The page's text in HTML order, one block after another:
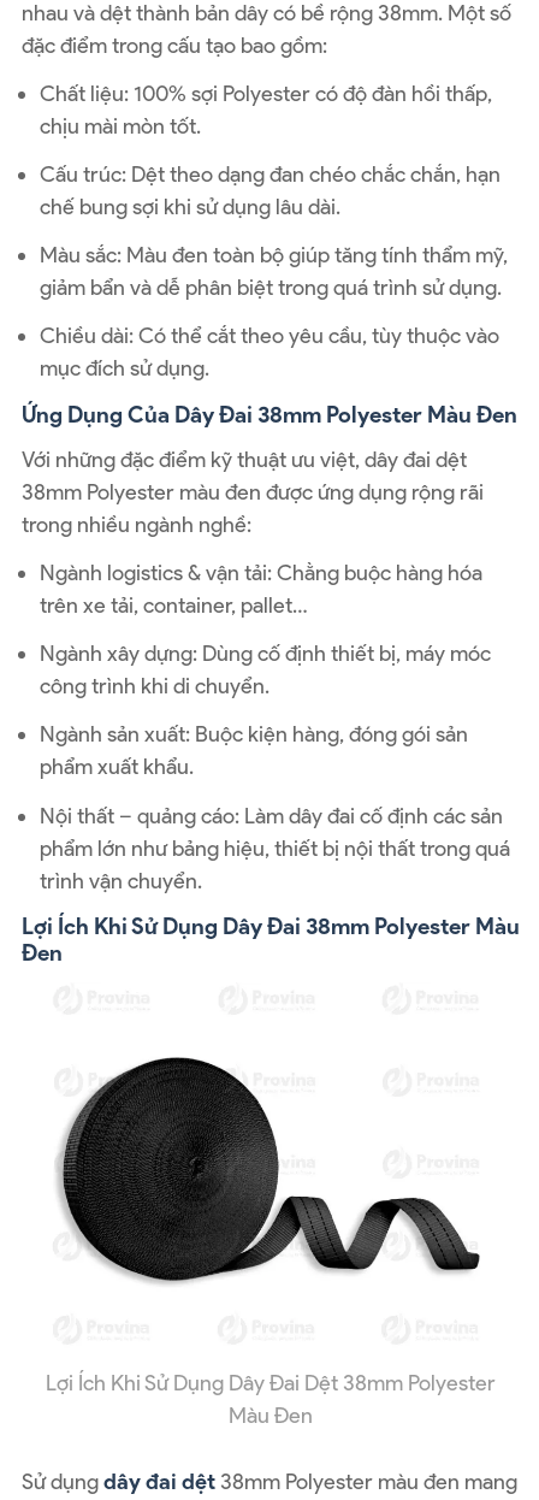
nhau và dệt thành bản dây có bề rộng 38mm. Một số
đặc điểm trong cấu tạo bao gồm:
Chất liệu: 100% sợi Polyester có độ đàn hồi thấp,
chịu mài mòn tốt.
Cấu trúc: Dệt theo dạng đan chéo chắc chắn, hạn
chế bung sợi khi sử dụng lâu dài.
Màu sắc: Màu đen toàn bộ giúp tăng tính thẩm mỹ,
giảm bẩn và dễ phân biệt trong quá trình sử dụng.
Chiều dài: Có thể cắt theo yêu cầu, tùy thuộc vào
mục đích sử dụng.
Ứng Dụng Của Dây Đai 38mm Polyester Màu Đen
Với những đặc điểm kỹ thuật ưu việt, dây đai dệt
38mm Polyester màu đen được ứng dụng rộng rãi
trong nhiều ngành nghề:
Ngành logistics & vận tải: Chằng buộc hàng hóa
trên xe tải, container, pallet…
Ngành xây dựng: Dùng cố định thiết bị, máy móc
công trình khi di chuyển.
Ngành sản xuất: Buộc kiện hàng, đóng gói sản
phẩm xuất khẩu.
Nội thất – quảng cáo: Làm dây đai cố định các sản
phẩm lớn như bảng hiệu, thiết bị nội thất trong quá
trình vận chuyển.
Lợi Ích Khi Sử Dụng Dây Đai 38mm Polyester Màu
Đen
Lợi Ích Khi Sử Dụng Dây Đai Dệt 38mm Polyester
Màu Đen
Sử dụngdây đai dệt 38mm Polyester màu đen mang